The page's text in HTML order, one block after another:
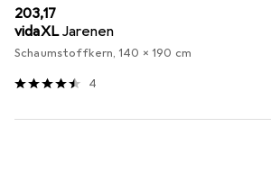
EUR
203,17
vidaXL Jarenen
Schaumstoffkern, 140 x 190 cm
4